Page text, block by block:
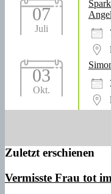
07
Juli
03
Okt.
Zuletzt erschienen
Vermisste Frau tot